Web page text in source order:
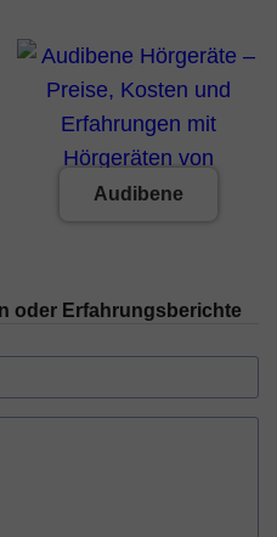
Audibene
oder Erfahrungsberichte